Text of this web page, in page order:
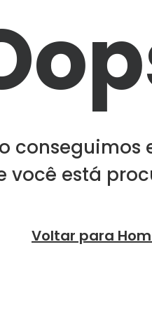
você está
Voltar para